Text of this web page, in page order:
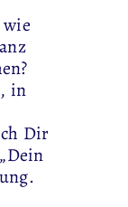
in
Dir